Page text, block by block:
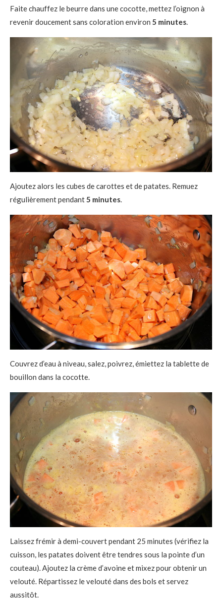
Faite chauffez le beurre dans une cocotte, mettez l’oignon à
revenir doucement sans coloration environ 5 minutes.
Ajoutez alors les cubes de carottes et de patates. Remuez
régulièrement pendant5 minutes.
Couvrez d’eau à niveau, salez, poivrez, émiettez la tablette de
bouillon dans la cocotte.
Laissez frémir à demi-couvert pendant 25 minutes (vérifiez la
cuisson, les patates doivent être tendres sous la pointe d’un
couteau). Ajoutez la crème d’avoine et mixez pour obtenir un
velouté. Répartissez le velouté dans des bols et servez
aussitôt.